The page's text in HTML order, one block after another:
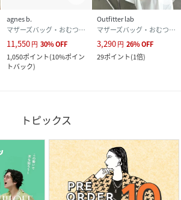
agnes b.
マザーズバッグ・おむつポーチ
11,550円 30%OFF
1,050ポイント(10%ポイン
トバック)
Outfitter lab
マザーズバッグ・おむつポーチ
3,290円 26%OFF
29ポイント(1倍)
トピックス